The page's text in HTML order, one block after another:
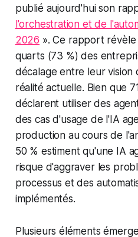
publié aujourd'hui son
l'orchestration et de
2026 ». Ce rapport
quarts (73 %) des
décalage entre leur vision
réalité actuelle. Bien que
déclarent utiliser des
des cas d'usage de l'IA
production au cours de
50 % estiment qu'une IA
risque d'aggraver les
processus et des
implémentés.
Plusieurs éléments